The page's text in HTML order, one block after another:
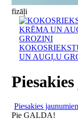
fizāļi
UN AUGĻU
Piesakies
Pie GALDA!